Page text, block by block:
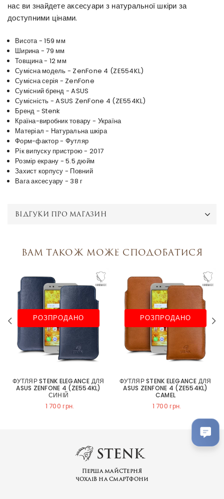
нас ви знайдете аксесуари з натуральної шкіри за
доступними цінами.
Висота - 159 мм
Ширина - 79 мм
Товщина - 12 мм
Сумісна модель - ZenFone 4 (ZE554KL)
Сумісна серія - ZenFone
Сумісний бренд - ASUS
Сумісність - ASUS ZenFone 4 (ZE554KL)
Бренд - Stenk
Країна-виробник товару - Україна
Матеріал - Натуральна шкіра
Форм-фактор - Футляр
Рік випуску пристрою - 2017
Розмір екрану - 5.5 дюйм
Захист корпусу - Повний
Вага аксесуару - 38 г
ВІДГУКИ ПРО МАГАЗИН
Вам також може сподобатися
РОЗПРОДАНО
ФУТЛЯР STENK ELEGANCE ДЛЯ
ASUS ZENFONE 4 (ZE554KL)
СИНІЙ
1 700 грн.
РОЗПРОДАНО
ФУТЛЯР STENK ELEGANCE ДЛЯ
ASUS ZENFONE 4 (ZE554KL)
CAMEL
1 700 грн.
Перша майстерня
чохлів на смартфони